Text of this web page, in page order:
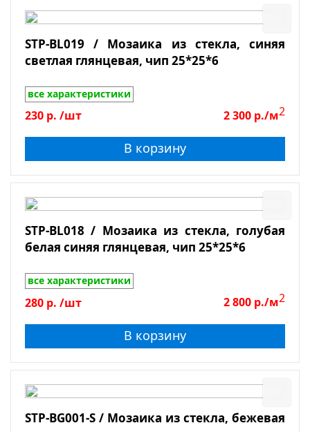
STP-BL019 / Мозаика из стекла, синяя
светлая глянцевая, чип 25*25*6
все характеристики
230 р. /шт 2 300 р./м2
В корзину
STP-BL018 / Мозаика из стекла, голубая
белая синяя глянцевая, чип 25*25*6
все характеристики
280 р. /шт 2 800 р./м2
В корзину
STP-BG001-S / Мозаика из стекла, бежевая